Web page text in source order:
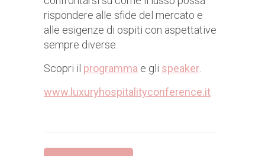
rispondere alle sfide del mercato e
alle esigenze di ospiti con aspettative
sempre diverse.
Scopri il programma e gli speaker.
www.luxuryhospitalityconference.it